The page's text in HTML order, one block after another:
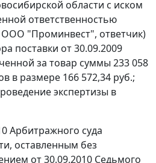
области с иском
ответственностью
"Проминвест", ответчик)
поставки от 30.09.2009
за товар суммы 233 058
в размере 166 572,34 руб.;
экспертизы в
Арбитражного суда
оставленным без
от 30.09.2010 Седьмого